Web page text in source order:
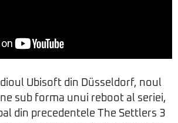
Ubisoft din Düsseldorf, noul
sub forma unui reboot al seriei,
din precedentele The Settlers 3